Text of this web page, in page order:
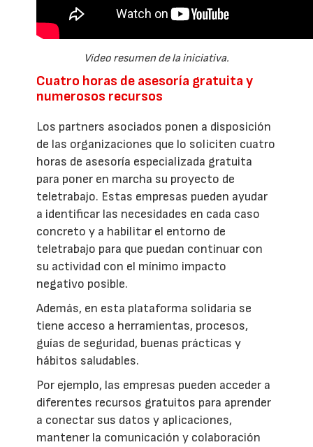
Video resumen de la iniciativa.
Cuatro horas de asesoría gratuita y
numerosos recursos
Los partners asociados ponen a disposición
de las organizaciones que lo soliciten cuatro
horas de asesoría especializada gratuita
para poner en marcha su proyecto de
teletrabajo. Estas empresas pueden ayudar
a identificar las necesidades en cada caso
concreto y a habilitar el entorno de
teletrabajo para que puedan continuar con
su actividad con el mínimo impacto
negativo posible.
Además, en esta plataforma solidaria se
tiene acceso a herramientas, procesos,
guías de seguridad, buenas prácticas y
hábitos saludables.
Por ejemplo, las empresas pueden acceder a
diferentes recursos gratuitos para aprender
a conectar sus datos y aplicaciones,
mantener la comunicación y colaboración